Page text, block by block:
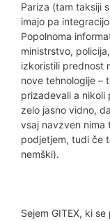
Pariza (tam taksiji
imajo pa
Popolnoma
ministrstvo,
izkoristili prednost
nove tehnologije –
prizadevali a nikoli
zelo jasno vidno,
vsaj navzven nima
podjetjem, tudi če
nemški).
Sejem GITEX, ki